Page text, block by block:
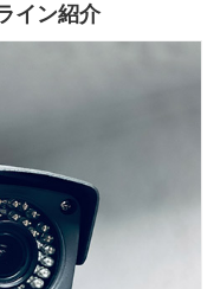
イン紹介